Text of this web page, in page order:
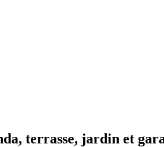
terrasse, jardin et